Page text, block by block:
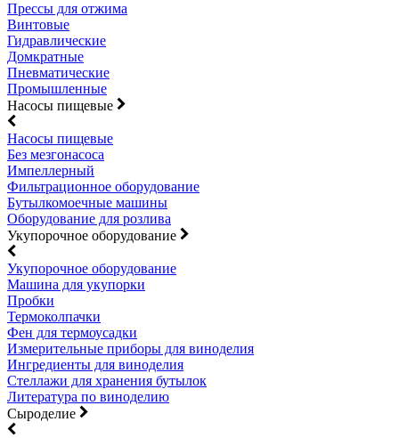
Прессы для отжима
Винтовые
Гидравлические
Домкратные
Пневматические
Промышленные
Насосы пищевые
Насосы пищевые
Без мезгонасоса
Импеллерный
Фильтрационное оборудование
Бутылкомоечные машины
Оборудование для розлива
Укупорочное оборудование
Укупорочное оборудование
Машина для укупорки
Пробки
Термоколпачки
Фен для термоусадки
Измерительные приборы для виноделия
Ингредиенты для виноделия
Стеллажи для хранения бутылок
Литература по виноделию
Сыроделие